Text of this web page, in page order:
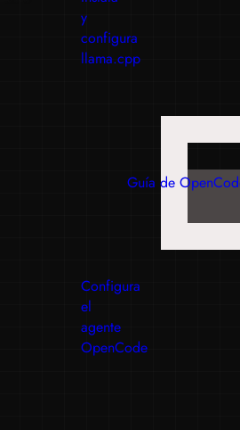
y
configura
llama.cpp
Guía de
Configura
el
agente
OpenCode